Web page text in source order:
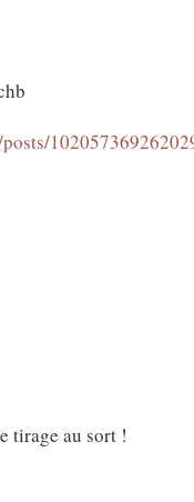
tirage au sort !